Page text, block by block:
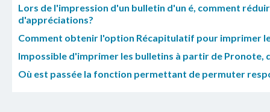
Lors de l'impression d'un bulletin d'un é, comment
d'appréciations?
Comment obtenir l'option Récapitulatif pour imprimer
Impossible d'imprimer les bulletins à partir de Pronote,
Où est passée la fonction permettant de permuter